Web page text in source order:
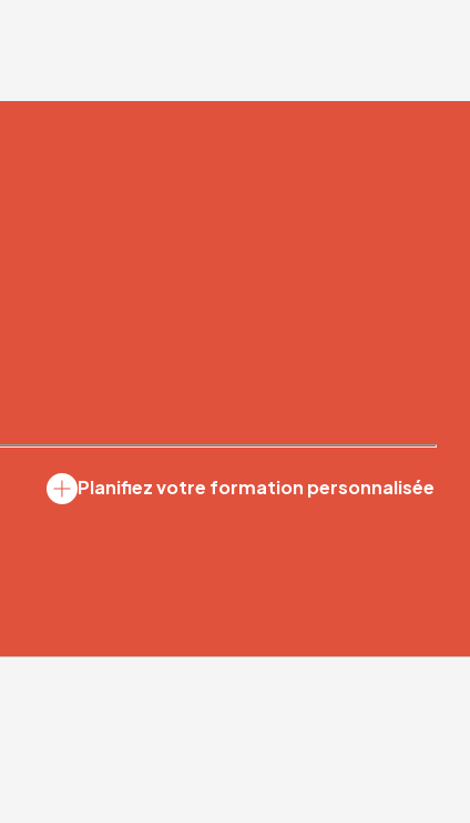
Planifiez votre formation personnalisée